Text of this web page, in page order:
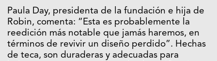
Paula Day, presidenta de la fundación e hija de
Robin, comenta: “Esta es probablemente la
reedición más notable que jamás haremos, en
términos de revivir un diseño perdido”. Hechas
de teca, son duraderas y adecuadas para